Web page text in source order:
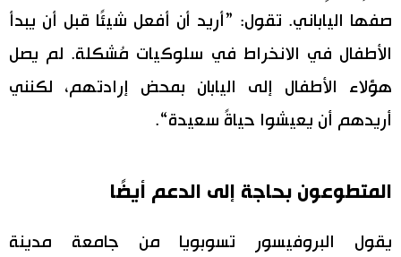
صفها الياباني. تقول: ”أريد أن أفعل شيئًا قبل أن يبدأ
الأطفال في الانخراط في سلوكيات مُشكلة. لم يصل
هؤلاء الأطفال إلى اليابان بمحض إرادتهم، لكنني
أريدهم أن يعيشوا حياةً سعيدة“.
المتطوعون بحاجة إلى الدعم أيضًا
يقول البروفيسور تسوبويا من جامعة مدينة